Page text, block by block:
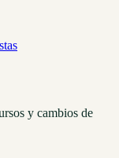
y cambios de